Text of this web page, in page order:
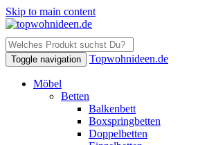
Skip to main content
Toggle navigation Topwohnideen.de
Möbel
Betten
Balkenbett
Boxspringbetten
Doppelbetten